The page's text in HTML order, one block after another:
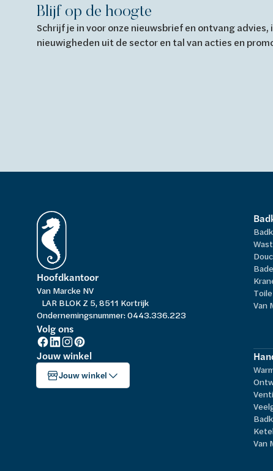
Blijf op de hoogte
Schrijf je in voor onze nieuwsbrief en ontvang
nieuwigheden uit de sector en tal van acties en
Hoofdkantoor
Van Marcke NV
LAR BLOK Z 5, 8511 Kortrijk
Ondernemingsnummer: 0443.336.223
Volg ons
Jouw winkel
Jouw winkel
Van
Van